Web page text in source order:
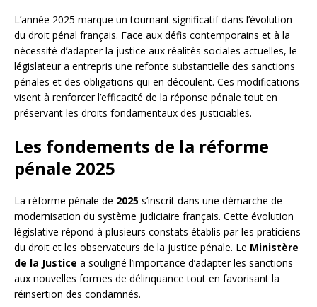
L’année 2025 marque un tournant significatif dans l’évolution
du droit pénal français. Face aux défis contemporains et à la
nécessité d’adapter la justice aux réalités sociales actuelles, le
législateur a entrepris une refonte substantielle des sanctions
pénales et des obligations qui en découlent. Ces modifications
visent à renforcer l’efficacité de la réponse pénale tout en
préservant les droits fondamentaux des justiciables.
Les fondements de la réforme
pénale 2025
La réforme pénale de 2025 s’inscrit dans une démarche de
modernisation du système judiciaire français. Cette évolution
législative répond à plusieurs constats établis par les praticiens
du droit et les observateurs de la justice pénale. Le Ministère
de la Justice a souligné l’importance d’adapter les sanctions
aux nouvelles formes de délinquance tout en favorisant la
réinsertion des condamnés.